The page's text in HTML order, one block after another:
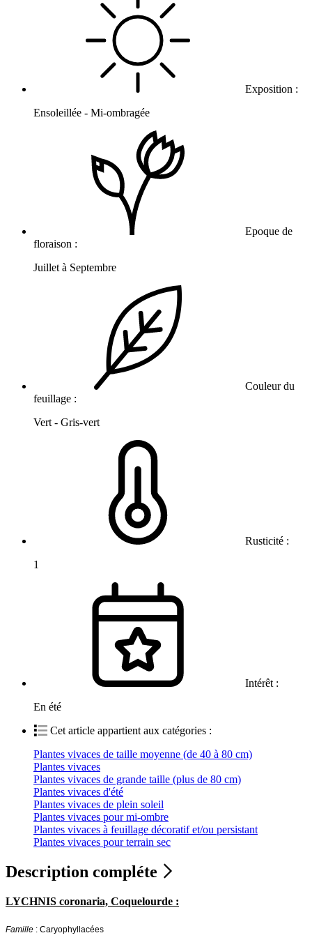
Exposition :
Ensoleillée - Mi-ombragée
Epoque de
floraison :
Juillet à Septembre
Couleur du
feuillage :
Vert - Gris-vert
Rusticité :
1
Intérêt :
En été
Cet article appartient aux catégories :
Plantes vivaces de taille moyenne (de 40 à 80 cm)
Plantes vivaces
Plantes vivaces de grande taille (plus de 80 cm)
Plantes vivaces d'été
Plantes vivaces de plein soleil
Plantes vivaces pour mi-ombre
Plantes vivaces à feuillage décoratif et/ou persistant
Plantes vivaces pour terrain sec
Description compléte
LYCHNIS coronaria, Coquelourde :
Famille : Caryophyllacées